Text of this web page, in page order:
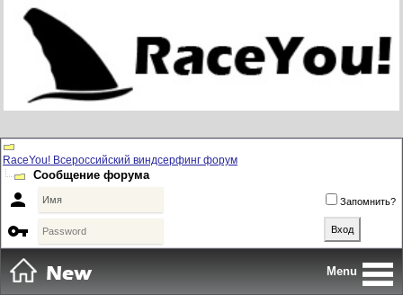
RaceYou! Всероссийский виндсерфинг форум
Сообщение форума
 Запомнить?

Menu